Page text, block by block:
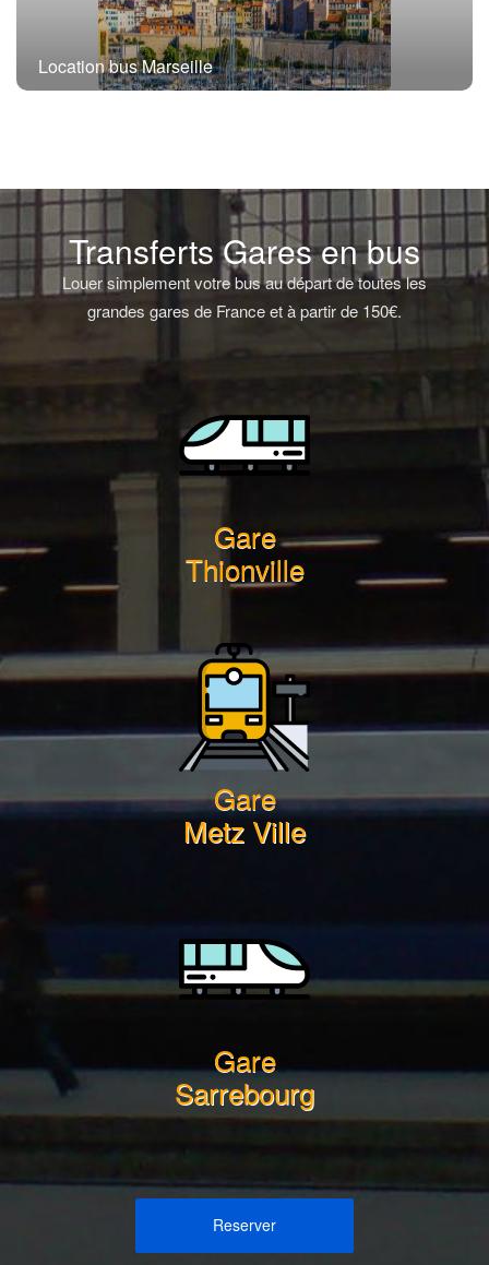
Location bus Marseille
Transferts Gares en bus
Louer simplement votre bus au départ de toutes les
grandes gares de France et à partir de 150€.
Gare
Thionville
Gare
Metz Ville
Gare
Sarrebourg
Reserver